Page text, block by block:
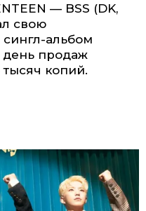
— BSS (DK,
свою
сингл-альбом
день продаж
тысяч копий.